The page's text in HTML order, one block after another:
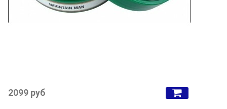
2099 руб